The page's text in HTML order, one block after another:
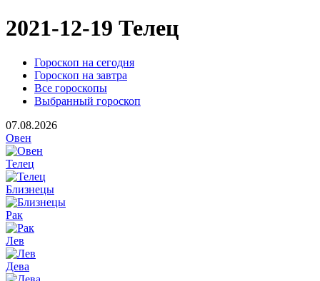
2021-12-19 Телец
Гороскоп на сегодня
Гороскоп на завтра
Все гороскопы
Выбранный гороскоп
07.08.2026
Овен
Телец
Близнецы
Рак
Лев
Дева